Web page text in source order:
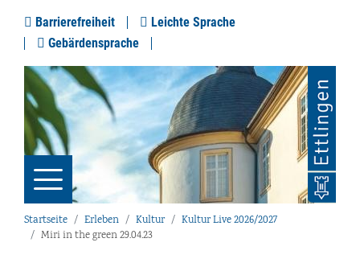
Barrierefreiheit
Leichte Sprache
Gebärdensprache
Startseite Erleben Kultur
Kultur Live 2026/2027
Miri in the green 29.04.23